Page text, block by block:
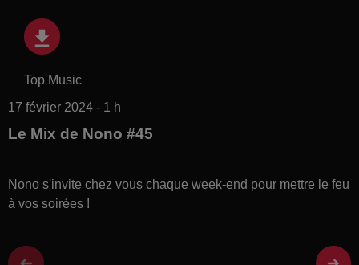
Top Music
17 février 2024 - 1 h
Le Mix de Nono #45
Nono s'invite chez vous chaque week-end pour mettre le feu
à vos soirées !